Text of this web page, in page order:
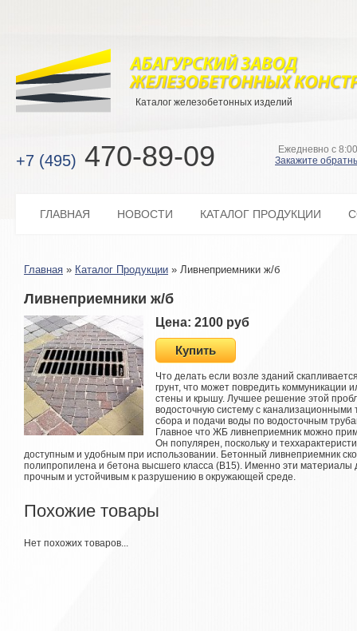
Каталог железобетонных изделий
+7 (495) 470-89-09
Ежедневно с
Закажите
ГЛАВНАЯ НОВОСТИ КАТАЛОГ ПРОДУКЦИИ
Главная » Каталог Продукции » Ливнеприемники ж/б
Ливнеприемники ж/б
Цена: 2100 руб
Купить
Что делать если возле зданий
грунт, что может повредить
стены и крышу. Лучшее решение этой
водосточную систему с
сбора и подачи воды по водосточным
Главное что ЖБ ливнеприемник можно
Он популярен, поскольку и
доступным и удобным при использовании. Бетонный ливнеприемник
полипропилена и бетона высшего класса (В15). Именно эти
прочным и устойчивым к разрушению в окружающей среде.
Похожие товары
Нет похожих товаров...